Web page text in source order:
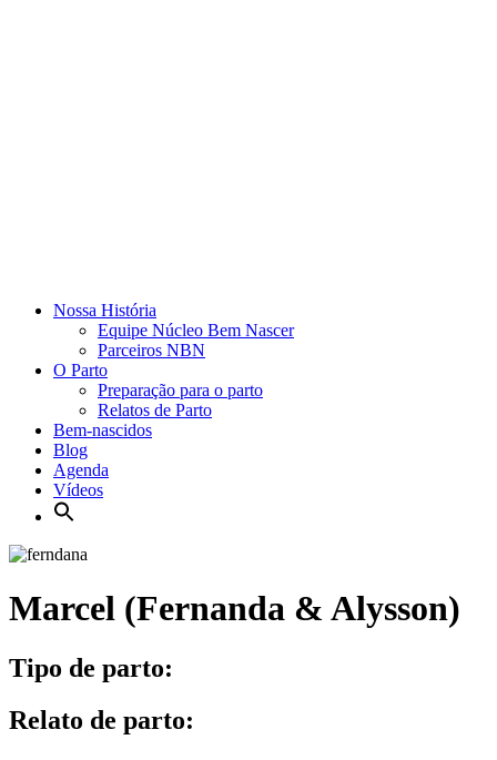
Nossa História
Equipe Núcleo Bem Nascer
Parceiros NBN
O Parto
Preparação para o parto
Relatos de Parto
Bem-nascidos
Blog
Agenda
Vídeos
Marcel (Fernanda & Alysson)
Tipo de parto:
Relato de parto: